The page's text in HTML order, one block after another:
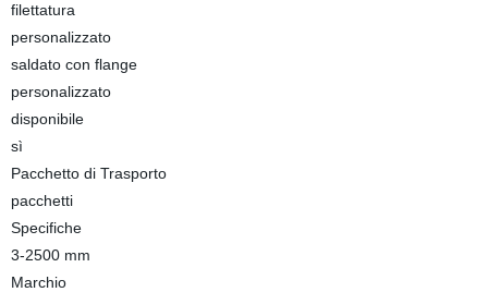
filettatura
personalizzato
saldato con flange
personalizzato
disponibile
sì
Pacchetto di Trasporto
pacchetti
Specifiche
3-2500 mm
Marchio